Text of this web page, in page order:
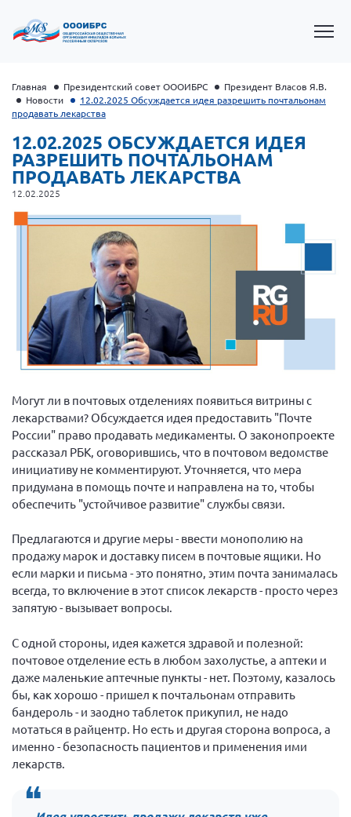
Президент Власов Я.В.
Первый вице-президент Кичигина Н. Ф.
Генеральный директор Матвиевская О.В.
Вице-президент Зрячева Н.В.
Вице-президент Шишлянников Ф.В.
Отдел международных отношений
Вице-президент Черненко Д.Е.
Вице-президент Валюх М.В.
Вице-президент Чернова А.В.
Вице-президент Цикорин И.В.
Вице-президент Груба Л.В.
Главный бухгалтер Жаворонкова Г.М.
Конференция ОООИБРС 2026
Конференция ОООИБРС 2025
Конференция ОООИБРС 2024
Конференция ОООИБРС 2023
Конференция ОООИБРС 2022
Конференция ОООИБРС 2021
Конференция ВСЭ 2021
Конференция ОООИБРС 2020
Документы съездов
Главная Президентский совет ОООИБРС
Президент Власов Я.В.
Новости
12.02.2025 Обсуждается идея разрешить почтальонам
продавать лекарства
12.02.2025 ОБСУЖДАЕТСЯ ИДЕЯ
РАЗРЕШИТЬ ПОЧТАЛЬОНАМ
ПРОДАВАТЬ ЛЕКАРСТВА
12.02.2025
Могут ли в почтовых отделениях появиться витрины с
лекарствами? Обсуждается идея предоставить "Почте
России" право продавать медикаменты. О законопроекте
рассказал РБК, оговорившись, что в почтовом ведомстве
инициативу не комментируют. Уточняется, что мера
придумана в помощь почте и направлена на то, чтобы
обеспечить "устойчивое развитие" службы связи.
Предлагаются и другие меры - ввести монополию на
продажу марок и доставку писем в почтовые ящики. Но
если марки и письма - это понятно, этим почта занималась
всегда, то включение в этот список лекарств - просто через
запятую - вызывает вопросы.
С одной стороны, идея кажется здравой и полезной:
почтовое отделение есть в любом захолустье, а аптеки и
даже маленькие аптечные пункты - нет. Поэтому, казалось
бы, как хорошо - пришел к почтальонам отправить
бандероль - и заодно таблеток прикупил, не надо
мотаться в райцентр. Но есть и другая сторона вопроса, а
именно - безопасность пациентов и применения ими
лекарств.